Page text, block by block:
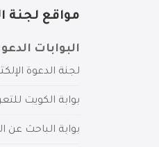
مواقع لجنة
البوابات
لجنة الدعوة
بوابة الكويت
بوابة الباحث عن